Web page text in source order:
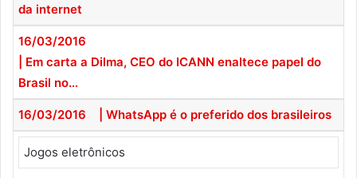
da internet
16/03/2016
| Em carta a Dilma, CEO do ICANN enaltece papel do
Brasil no…
16/03/2016 | WhatsApp é o preferido dos brasileiros
Jogos eletrônicos